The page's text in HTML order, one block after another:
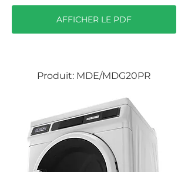
AFFICHER LE PDF
Produit: MDE/MDG20PR